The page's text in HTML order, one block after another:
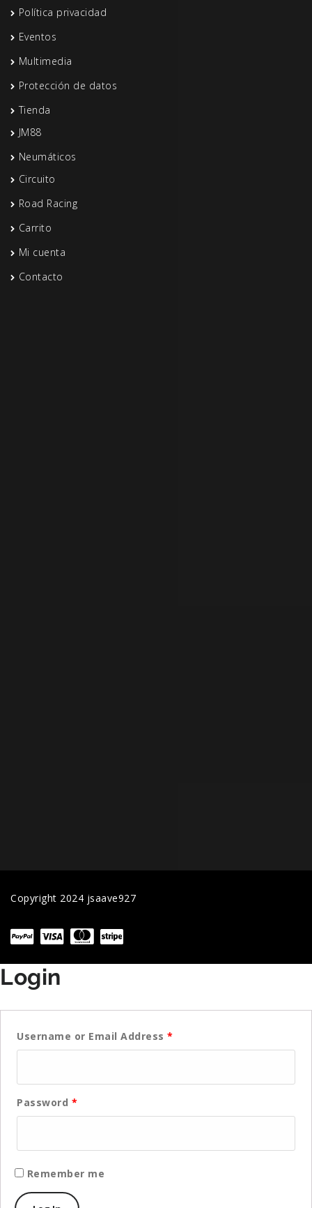
Política privacidad
Eventos
Multimedia
Protección de datos
Tienda
JM88
Neumáticos
Circuito
Road Racing
Carrito
Mi cuenta
Contacto
Copyright 2024 jsaave927
Login
Username or Email Address *
Password *
Remember me